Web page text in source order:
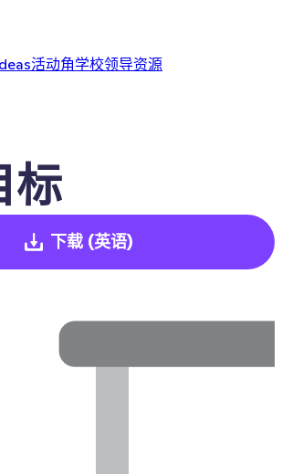
活动角学校领导资源
标
下载 (英语)